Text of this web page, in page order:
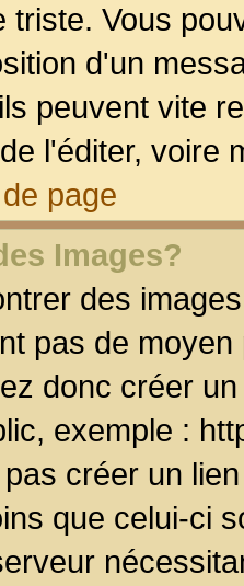
triste. Vous
d'un
peuvent vite
l'éditer, voire
page
Images?
des
pas de
donc créer
exemple :
créer un
que celui-ci